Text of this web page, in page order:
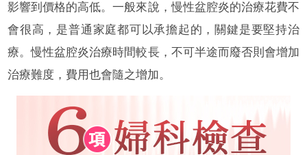
影響到價格的高低。一般來說，慢性盆腔炎的治療花費不
會很高，是普通家庭都可以承擔起的，關鍵是要堅持治
療。慢性盆腔炎治療時間較長，不可半途而廢否則會增加
治療難度，費用也會隨之增加。